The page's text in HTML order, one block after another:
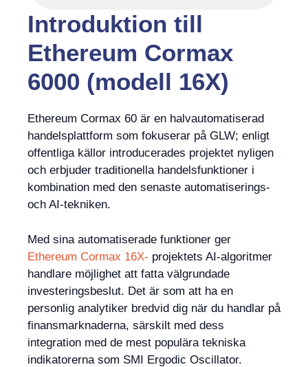
Introduktion till
Ethereum Cormax
6000 (modell 16X)
Ethereum Cormax 60 är en halvautomatiserad
handelsplattform som fokuserar på GLW; enligt
offentliga källor introducerades projektet nyligen
och erbjuder traditionella handelsfunktioner i
kombination med den senaste automatiserings-
och AI-tekniken.
Med sina automatiserade funktioner ger
Ethereum Cormax 16X- projektets AI-algoritmer
handlare möjlighet att fatta välgrundade
investeringsbeslut. Det är som att ha en
personlig analytiker bredvid dig när du handlar på
finansmarknaderna, särskilt med dess
integration med de mest populära tekniska
indikatorerna som SMI Ergodic Oscillator.